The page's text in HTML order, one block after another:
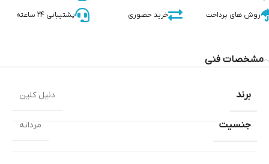
روش های پرداخت خرید حضوری پشتیبانی 24 ساعته
مشخصات فنی
جنسیت مردانه
برند دنیل کلین